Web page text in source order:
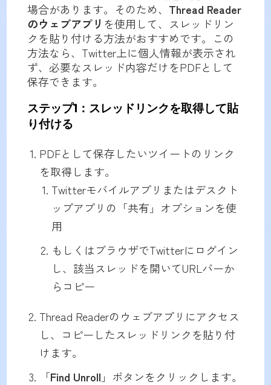
場合があります。そのため、 Thread Reader
のウェブアプリ を使用して、スレッドリン
クを貼り付ける方法がおすすめです。この
方法なら、Twitter上に個人情報が表示され
ず、必要なスレッド内容だけをPDFとして
保存できます。
ステップ1：スレッドリンクを取得して貼
り付ける
PDFとして保存したいツイートのリンク
を取得します。
Twitterモバイルアプリまたはデスクト
ップアプリの「共有」オプションを使
用
もしくはブラウザでTwitterにログイン
し、該当スレッドを開いてURLバーか
らコピー
Thread Readerのウェブアプリにアクセス
し、コピーしたスレッドリンクを貼り付
けます。
「Find Unroll 」ボタンをクリックします。